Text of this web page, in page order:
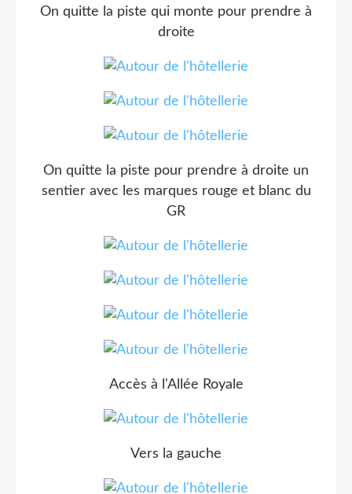
On quitte la piste qui monte pour prendre à
droite
On quitte la piste pour prendre à droite un
sentier avec les marques rouge et blanc du
GR
Accès à l'Allée Royale
Vers la gauche